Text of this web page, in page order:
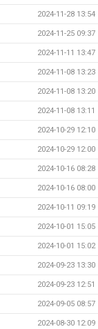
2024-11-28 13:54
2024-11-25 09:37
2024-11-11 13:47
2024-11-08 13:23
2024-11-08 13:20
2024-11-08 13:11
2024-10-29 12:10
2024-10-29 12:00
2024-10-16 08:28
2024-10-16 08:00
2024-10-11 09:19
2024-10-01 15:05
2024-10-01 15:02
2024-09-23 13:30
2024-09-23 12:51
2024-09-05 08:57
2024-08-30 12:09